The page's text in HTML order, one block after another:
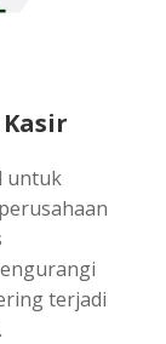
untuk
terjadi